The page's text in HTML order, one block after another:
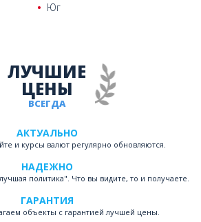
Юг
ВСЕГДА
ЛУЧШИЕ
ЦЕНЫ
АКТУАЛЬНО
и курсы валют регулярно обновляются.
НАДЕЖНО
политика". Что вы видите, то и получаете.
ГАРАНТИЯ
объекты с гарантией лучшей цены.